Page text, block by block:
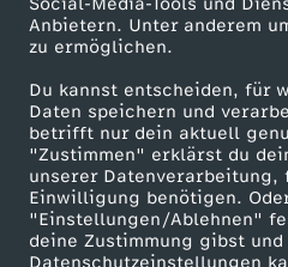
Social-Media-Tools und
Anbietern. Unter anderem
zu ermöglichen.
Du kannst entscheiden, für
Daten speichern und
betrifft nur dein aktuell
"Zustimmen" erklärst du
unserer Datenverarbeitung,
Einwilligung benötigen.
"Einstellungen/Ablehnen"
deine Zustimmung gibst
Datenschutzeinstellungen
r
e
n
t
e
Karriere
ZDF goes Schule
Werbefernsehen
Mainzelmännchen